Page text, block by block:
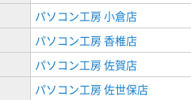
パソコン工房 小倉店
パソコン工房 香椎店
パソコン工房 佐賀店
パソコン工房 佐世保店